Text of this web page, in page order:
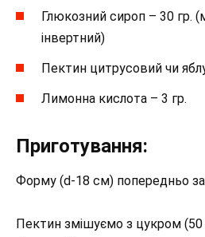
Глюкозний сироп – 30 гр.
інвертний)⠀
Пектин цитрусовий чи
Лимонна кислота – 3 гр.⠀
Приготування:⠀
Форму (d-18 см) попередньо
Пектин змішуємо з цукром (50